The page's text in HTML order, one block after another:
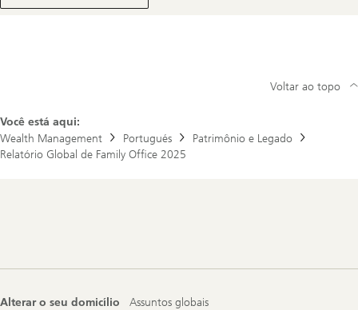
Você está aqui:
Wealth Management
Portugués
Patrimônio e Legado
Relatório Global de Family Office 2025
Voltar ao topo
Alterar o seu domicílio
Assuntos globais